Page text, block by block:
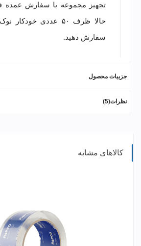
تجهیز مجموعه یا سفارش عمده
حالا ظرف ۵۰ عددی
سفارش دهید.
جزییات محصول
نظرات(5)
کالاهای مشابه